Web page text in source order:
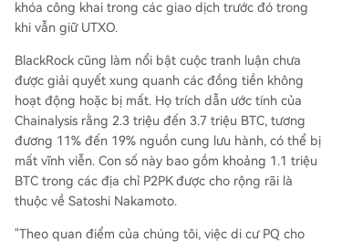
khóa công khai trong các giao dịch trước đó trong
khi vẫn giữ UTXO.
BlackRock cũng làm nổi bật cuộc tranh luận chưa
được giải quyết xung quanh các đồng tiền không
hoạt động hoặc bị mất. Họ trích dẫn ước tính của
Chainalysis rằng 2.3 triệu đến 3.7 triệu BTC, tương
đương 11% đến 19% nguồn cung lưu hành, có thể bị
mất vĩnh viễn. Con số này bao gồm khoảng 1.1 triệu
BTC trong các địa chỉ P2PK được cho rộng rãi là
thuộc về Satoshi Nakamoto.
"Theo quan điểm của chúng tôi, việc di cư PQ cho